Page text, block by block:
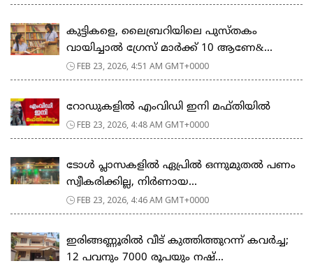
കുട്ടികളെ, ലൈബ്രറിയിലെ പുസ്തകം
വായിച്ചാല്‍ ഗ്രേസ് മാര്‍ക്ക് 10 ആണേ&...
FEB 23, 2026, 4:51 AM GMT+0000
റോഡുകളില്‍ എംവിഡി ഇനി മഫ്തിയില്‍
FEB 23, 2026, 4:48 AM GMT+0000
ടോള്‍ പ്ലാസകളില്‍ ഏപ്രില്‍ ഒന്നുമുതല്‍ പണം
സ്വീകരിക്കില്ല, നിര്‍ണായ...
FEB 23, 2026, 4:46 AM GMT+0000
ഇരിങ്ങണ്ണൂരിൽ വീട് കുത്തിത്തുറന്ന് കവർച്ച;
12 പവനും 7000 രൂപയും നഷ്...